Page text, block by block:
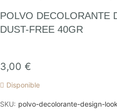
comienzo
de
POLVO DECOLORANTE
DUST-FREE 40GR
3,00 €
Disponible
SKU polvo-decolorante-design-